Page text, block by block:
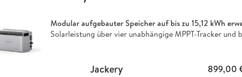
Modular aufgebauter Speicher auf bis zu 15,12 kWh
Solarleistung über vier unabhängige MPPT-Tracker und
Jackery 899,00